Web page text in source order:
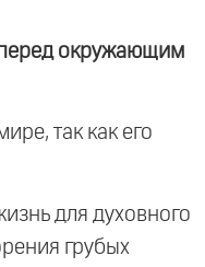
окружающим
так как его
для духовного
грубых